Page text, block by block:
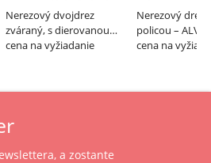
Nerezový dvojdrez
zváraný, s dierovanou
policou – ALVEX
cena na vyžiadanie
Nerezový drez
policou – ALVEX
cena na
a zostante